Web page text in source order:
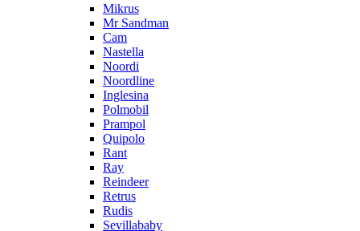
Mikrus
Mr Sandman
Cam
Nastella
Noordi
Noordline
Inglesina
Polmobil
Prampol
Quipolo
Rant
Ray
Reindeer
Retrus
Rudis
Sevillababy